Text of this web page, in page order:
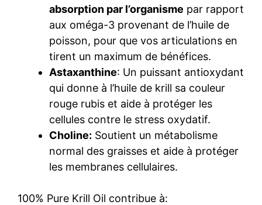
absorption par l’organisme par rapport
aux oméga-3 provenant de l’huile de
poisson, pour que vos articulations en
tirent un maximum de bénéfices.
Astaxanthine: Un puissant antioxydant
qui donne à l’huile de krill sa couleur
rouge rubis et aide à protéger les
cellules contre le stress oxydatif.
Choline: Soutient un métabolisme
normal des graisses et aide à protéger
les membranes cellulaires.
100% Pure Krill Oil contribue à: